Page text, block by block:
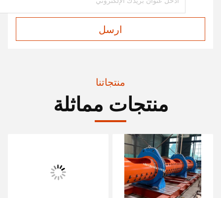
ارسل
منتجاتنا
منتجات مماثلة